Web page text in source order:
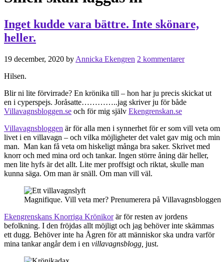
Inget kudde vara bättre. Inte skönare,
heller.
19 december, 2020 by Annicka Ekengren 2 kommentarer
Hilsen.
Blir ni lite förvirrade? En krönika till – hon har ju precis skickat ut
en i cyperspejs. Joråsatte…………..jag skriver ju för både
Villavagnsbloggen.se och för mig själv Ekengrenskan.se
Villavagnsbloggen är för alla men i synnerhet för er som vill veta om
livet i en villavagn – och vilka möjligheter det valet gav mig och min
man. Man kan få veta om hiskeligt många bra saker. Skrivet med
knorr och med mina ord och tankar. Ingen större åning där heller,
men lite hyfs är det allt. Lite mer proffsigt och riktat, skulle man
kunna säga. Om man är snäll. Om man vill väl.
Magnifique. Vill veta mer? Prenumerera på Villavagnsbloggen
Ekengrenskans Knorriga Krönikorär för resten av jordens
befolkning. I den fröjdas allt möjligt och jag behöver inte skämmas
ett dugg. Behöver inte ha Ågren för att människor ska undra varför
mina tankar angår dem i en villavagnsblogg, just.